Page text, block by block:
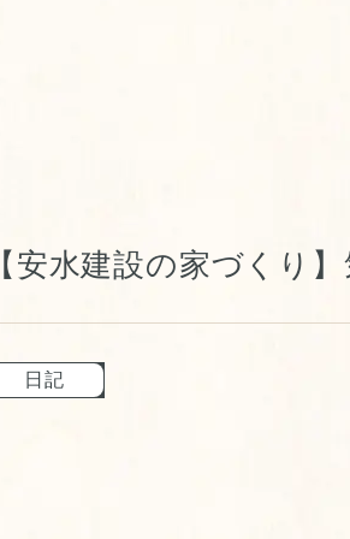
【安水建設の家づくり
日記